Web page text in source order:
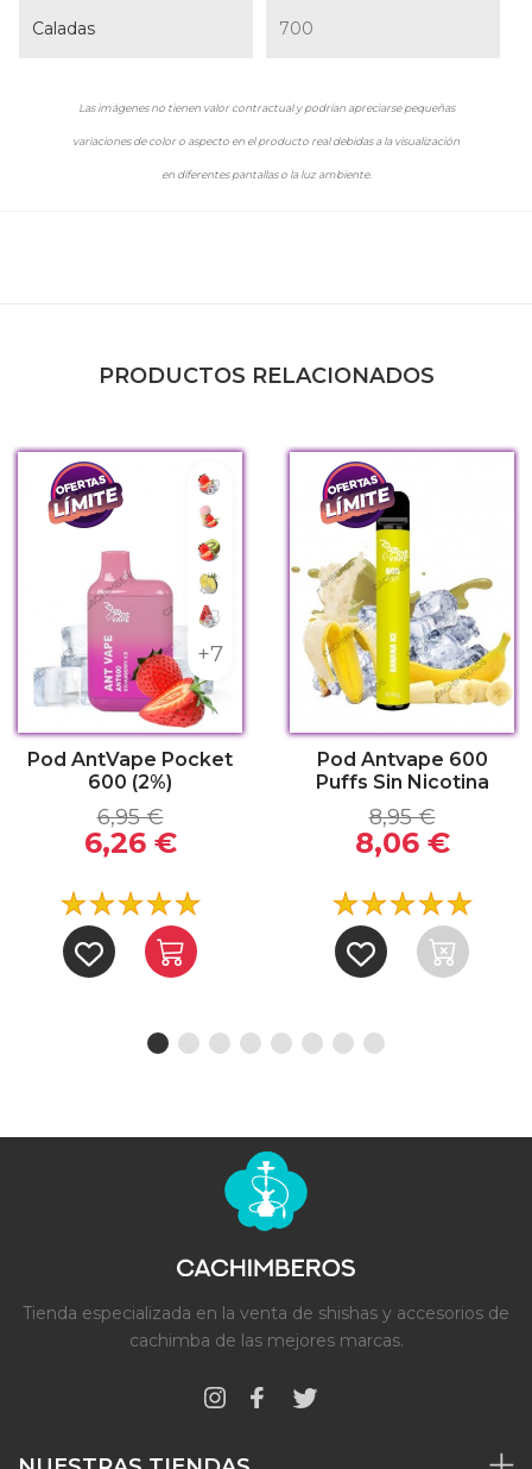
Caladas 700
Las imágenes no tienen valor contractual y podrían apreciarse pequeñas
variaciones de color o aspecto en el producto real debidas a la visualización
en diferentes pantallas o la luz ambiente.
PRODUCTOS RELACIONADOS
refrescante
Bubble Gum
refrescante
Fresa refrescante
Helado de Fresa
Fresa Kiwi
Piña Refrescante
Sandía Refrescante
+7
Pod AntVape Pocket
600 (2%)
6,95 €
6,26 €
Pod Antvape 600
Puffs Sin Nicotina
8,95 €
8,06 €
Tienda especializada en la venta de shishas y accesorios de
cachimba de las mejores marcas.